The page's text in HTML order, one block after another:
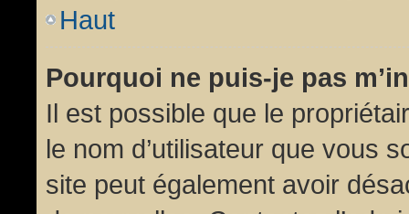
Haut
Pourquoi ne puis-je pas
Il est possible que le
le nom d’utilisateur que vous
site peut également avoir